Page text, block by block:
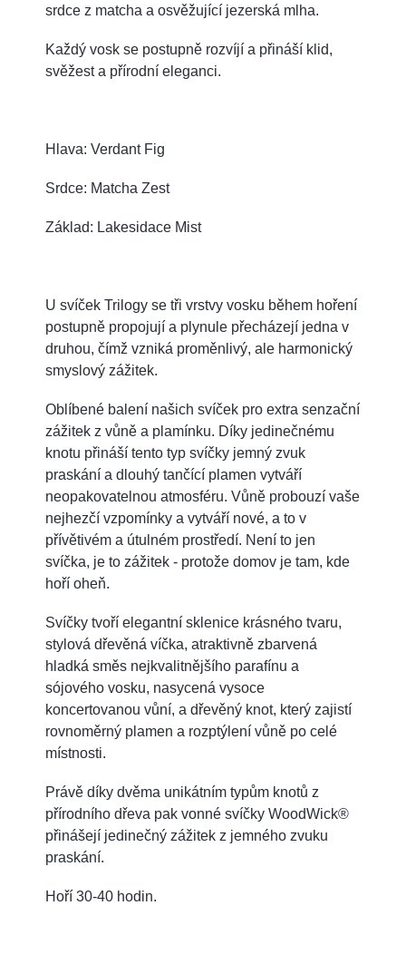
srdce z matcha a osvěžující jezerská mlha.
Každý vosk se postupně rozvíjí a přináší klid,
svěžest a přírodní eleganci.
Hlava: Verdant Fig
Srdce: Matcha Zest
Základ: Lakesidace Mist
U svíček Trilogy se tři vrstvy vosku během hoření
postupně propojují a plynule přecházejí jedna v
druhou, čímž vzniká proměnlivý, ale harmonický
smyslový zážitek.
Oblíbené balení našich svíček pro extra senzační
zážitek z vůně a plamínku. Díky jedinečnému
knotu přináší tento typ svíčky jemný zvuk
praskání a dlouhý tančící plamen vytváří
neopakovatelnou atmosféru. Vůně probouzí vaše
nejhezčí vzpomínky a vytváří nové, a to v
přívětivém a útulném prostředí. Není to jen
svíčka, je to zážitek - protože domov je tam, kde
hoří oheň.
Svíčky tvoří elegantní sklenice krásného tvaru,
stylová dřevěná víčka, atraktivně zbarvená
hladká směs nejkvalitnějšího parafínu a
sójového vosku, nasycená vysoce
koncertovanou vůní, a dřevěný knot, který zajistí
rovnoměrný plamen a rozptýlení vůně po celé
místnosti.
Právě díky dvěma unikátním typům knotů z
přírodního dřeva pak vonné svíčky WoodWick®
přinášejí jedinečný zážitek z jemného zvuku
praskání.
Hoří 30-40 hodin.